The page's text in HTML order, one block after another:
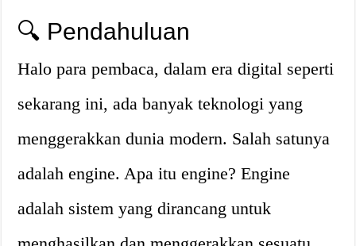
🔍 Pendahuluan
Halo para pembaca, dalam era digital seperti
sekarang ini, ada banyak teknologi yang
menggerakkan dunia modern. Salah satunya
adalah engine. Apa itu engine? Engine
adalah sistem yang dirancang untuk